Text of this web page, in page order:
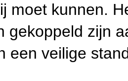
moet kunnen.
gekoppeld zijn
een veilige